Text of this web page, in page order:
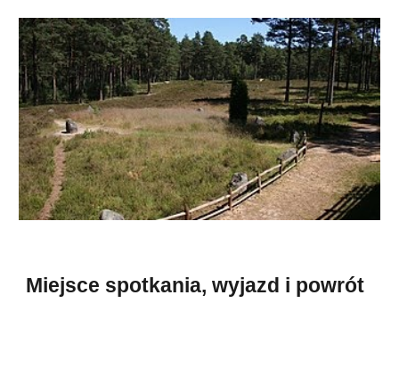
Miejsce spotkania, wyjazd i powrót